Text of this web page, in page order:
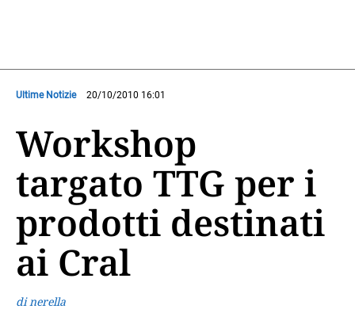
Ultime Notizie 20/10/2010 16:01
Workshop
targato TTG per i
prodotti destinati
ai Cral
di nerella